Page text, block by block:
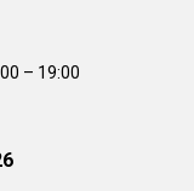
– 19:00